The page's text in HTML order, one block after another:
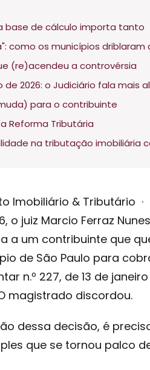
base de cálculo importa tanto
como os municípios driblaram
(re)acendeu a controvérsia
2026: o Judiciário fala mais
para o contribuinte
Reforma Tributária
na tributação imobiliária
Imobiliário & Tributário ·
o juiz Marcio Ferraz
a um contribuinte que
de São Paulo para
n.º 227, de 13 de
magistrado discordou.
dessa decisão, é
que se tornou palco